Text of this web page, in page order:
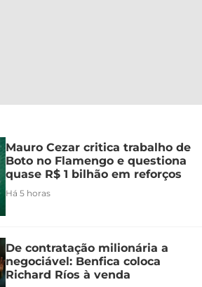
Mauro Cezar critica trabalho de
Boto no Flamengo e questiona
quase R$ 1 bilhão em reforços
Há 5 horas
De contratação milionária a
negociável: Benfica coloca
Richard Ríos à venda